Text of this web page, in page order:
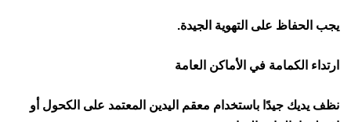
يجب الحفاظ على التهوية الجيدة.
ارتداء الكمامة في الأماكن العامة
نظف يديك جيدًا باستخدام معقم اليدين المعتمد على الكحول أو